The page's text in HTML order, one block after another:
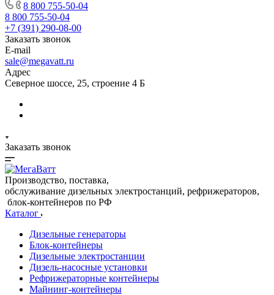
8 800 755-50-04
8 800 755-50-04
+7 (391) 290-08-00
Заказать звонок
E-mail
sale@megavatt.ru
Адрес
Северное шоссе, 25, строение 4 Б
Заказать звонок
Производство, поставка,
обслуживание дизельных электростанций, рефрижераторов,
блок-контейнеров по РФ
Каталог
Дизельные генераторы
Блок-контейнеры
Дизельные электростанции
Дизель-насосные установки
Рефрижераторные контейнеры
Майнинг-контейнеры